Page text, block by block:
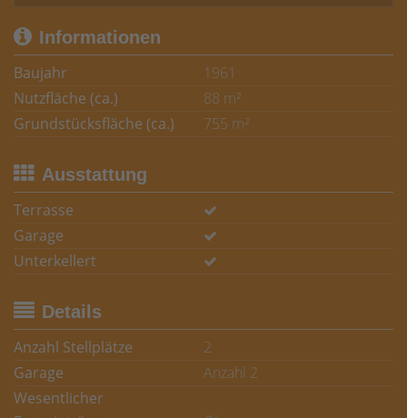
Informationen
Baujahr
1961
Nutzfläche (ca.)
88 m²
Grundstücksfläche (ca.)
755 m²
Ausstattung
Terrasse
Garage
Unterkellert
Details
Anzahl Stellplätze
2
Garage
Anzahl 2
Wesentlicher